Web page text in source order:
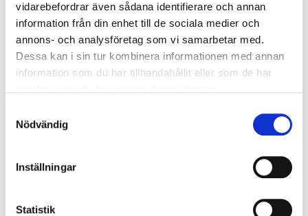
vidarebefordrar även sådana identifierare och annan
information från din enhet till de sociala medier och
annons- och analysföretag som vi samarbetar med.
Dessa kan i sin tur kombinera informationen med annan
information som du har tillhandahållit eller som de har
Nödvändig
Inställningar
Statistik
Dubbelhärdat säkerhetsglas i
dörrar och fasta
partier som standard
kullagrade boggiehjul.
Snäpphandtag insida är standard som lås invändigt,
låsvarianter
Tillval: Nyckellåsning i snäpphandtag ut- eller